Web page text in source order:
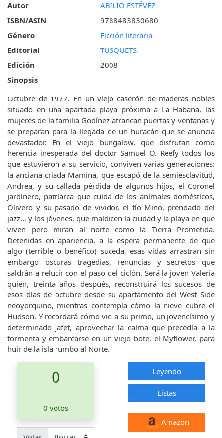
Autor
ABILIO ESTÉVEZ
ISBN/ASIN
9788483830680
Género
Ficción literaria
Editorial
TUSQUETS
Edición
2008
Sinopsis
Octubre de 1977. En un viejo caserón de maderas nobles
situado en una apartada playa próxima a La Habana, las
mujeres de la familia Godínez atrancan puertas y ventanas y
se preparan para la llegada de un huracán que se anuncia
devastador. En el viejo bungalow, que disfrutan como
herencia inesperada del doctor Samuel O. Reefy todos los
que estuvieron a su servicio, conviven varias generaciones:
la anciana criada Mamina, que escapó de la semiesclavitud,
Andrea, y su callada pérdida de algunos hijos, el Coronel
Jardinero, patriarca que cuida de los animales domésticos,
Olivero y su pasado de vividor, el tío Mino, prendado del
jazz... y los jóvenes, que maldicen la ciudad y la playa en que
viven pero miran al norte como la Tierra Prometida.
Detenidas en apariencia, a la espera permanente de que
algo (terrible o benéfico) suceda, esas vidas arrastran sin
embargo oscuras tragedias, renuncias y secretos que
saldrán a relucir con el paso del ciclón. Será la joven Valeria
quien, treinta años después, reconstruirá los sucesos de
esos días de octubre desde su apartamento del West Side
neoyorquino, mientras contempla cómo la nieve cubre el
Hudson. Y recordará cómo vio a su primo, un jovencísimo y
determinado Jafet, aprovechar la calma que precedía a la
tormenta y embarcarse en un viejo bote, el Myflower, para
huir de la isla rumbo al Norte.
0
0 votos
Leyendo
Listas
Amazon